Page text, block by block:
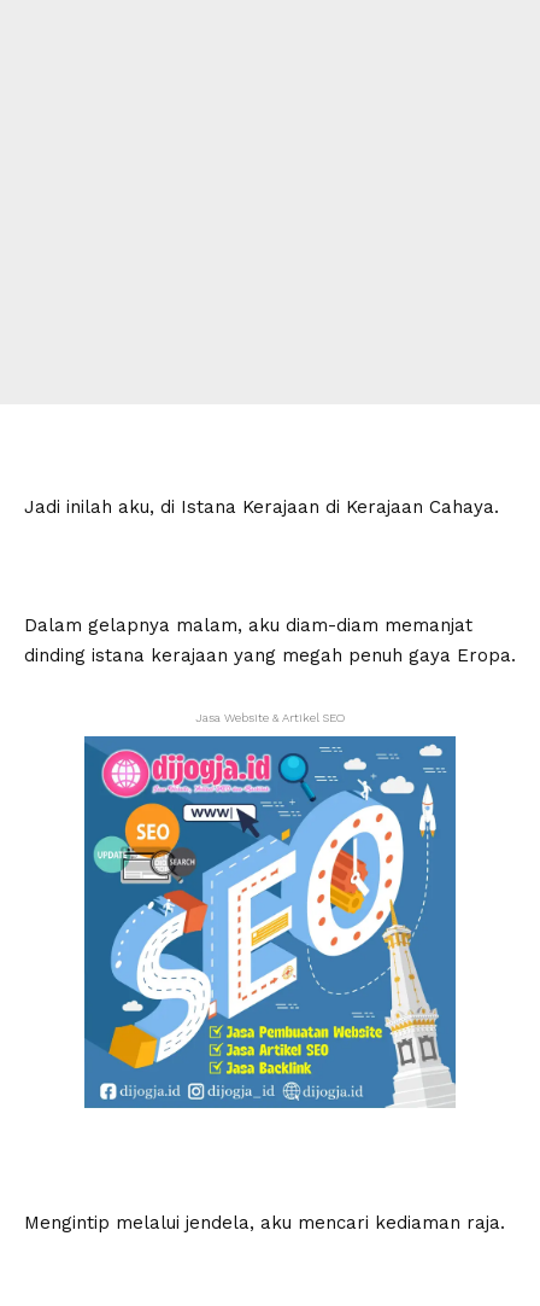
Jadi inilah aku, di Istana Kerajaan di Kerajaan Cahaya.
Dalam gelapnya malam, aku diam-diam memanjat
dinding istana kerajaan yang megah penuh gaya Eropa.
Jasa Website & Artikel SEO
Mengintip melalui jendela, aku mencari kediaman raja.